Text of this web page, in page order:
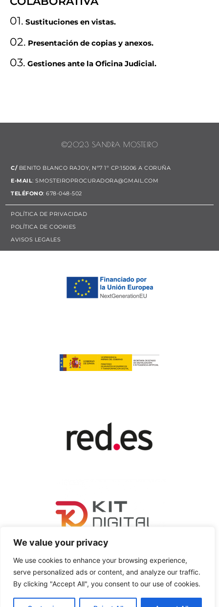
We value your privacy
We use cookies to enhance your browsing experience,
serve personalized ads or content, and analyze our traffic.
By clicking "Accept All", you consent to our use of cookies.
01. Sustituciones en vistas.
02. Presentación de copias y anexos.
03. Gestiones ante la Oficina Judicial.
©2023 SANDRA MOSTEIRO
C/BENITO BLANCO RAJOY, Nº7 1º CP:15006 A CORUÑA
E-MAIL: SMOSTEIROPROCURADORA@GMAIL.COM
TELÉFONO: 678-048-502
POLÍTICA DE PRIVACIDAD
POLÍTICA DE COOKIES
AVISOS LEGALES